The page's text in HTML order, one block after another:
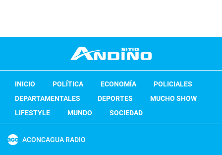
INICIO POLÍTICA ECONOMÍA
POLICIALES
DEPARTAMENTALES
DEPORTES
MUCHO SHOW
LIFESTYLE
MUNDO SOCIEDAD
ACONCAGUA RADIO